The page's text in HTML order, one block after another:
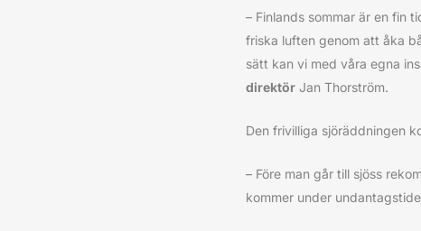
– Finlands sommar är en fin
friska luften genom att åka
sätt kan vi med våra egna
direktör Jan Thorström.
Den frivilliga sjöräddningen
– Före man går till sjöss
kommer under